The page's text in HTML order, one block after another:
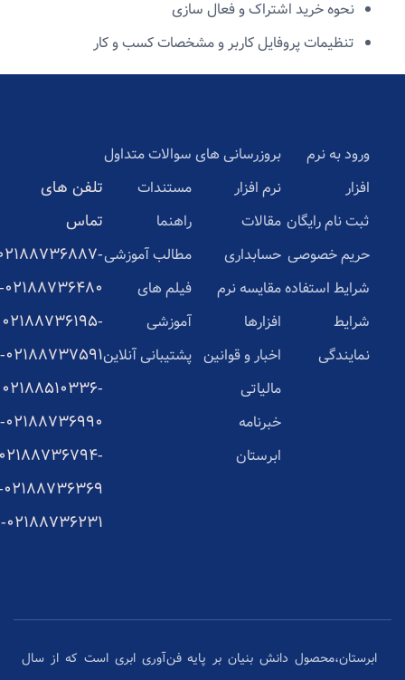
نحوه خرید اشتراک و فعال سازی
تنظیمات پروفایل کاربر و مشخصات کسب و کار
ورود به نرم
افزار
ثبت نام رایگان
حریم خصوصی
شرایط استفاده
شرایط
نمایندگی
بروزرسانی های
نرم افزار
مقالات
حسابداری
مقایسه نرم
افزارها
اخبار و قوانین
مالیاتی
خبرنامه
ابرستان
سوالات متداول
مستندات
راهنما
مطالب آموزشی
فیلم های
آموزشی
پشتیبانی آنلاین
تلفن های
تماس
02188736887-
02188736480-
02188736195-
02188737591-
02188510336-
02188736990-
02188736794-
02188736369-
02188736231-
ابرستان،محصول دانش بنیان بر پایه فن‌آوری ابری است که از سال